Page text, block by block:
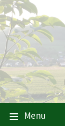
Skip
to
content
Skip
to
main
navigation
Skip
to
footer
Menu